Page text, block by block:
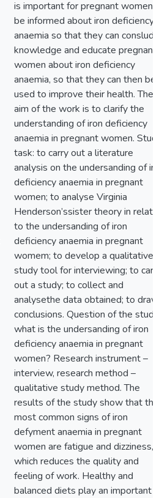
is important for pregnant women
be informed about iron deficiency
anaemia so that they can conslude
knowledge and educate pregnant
women about iron deficiency
anaemia, so that they can then be
used to improve their health. The
aim of the work is to clarify the
understanding of iron deficiency
anaemia in pregnant women. Study
task: to carry out a literature
analysis on the undersanding of
deficiency anaemia in pregnant
women; to analyse Virginia
Henderson’ssister theory in
to the undersanding of iron
deficiency anaemia in pregnant
womem; to develop a qualitative
study tool for interviewing; to carry
out a study; to collect and
analysethe data obtained; to draw
conclusions. Question of the study:
what is the undersanding of iron
deficiency anaemia in pregnant
women? Research instrument –
interview, research method –
qualitative study method. The
results of the study show that the
most common signs of iron
defyment anaemia in pregnant
women are fatigue and dizziness,
which reduces the quality and
feeling of work. Healthy and
balanced diets play an important